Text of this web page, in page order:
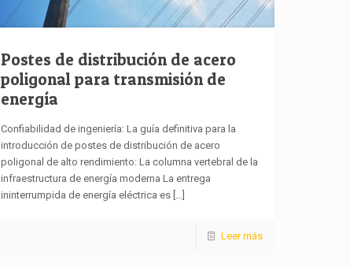
Postes de distribución de acero
poligonal para transmisión de
energía
Confiabilidad de ingeniería: La guía definitiva para la
introducción de postes de distribución de acero
poligonal de alto rendimiento: La columna vertebral de la
infraestructura de energía moderna La entrega
ininterrumpida de energía eléctrica es[...]
Leer más